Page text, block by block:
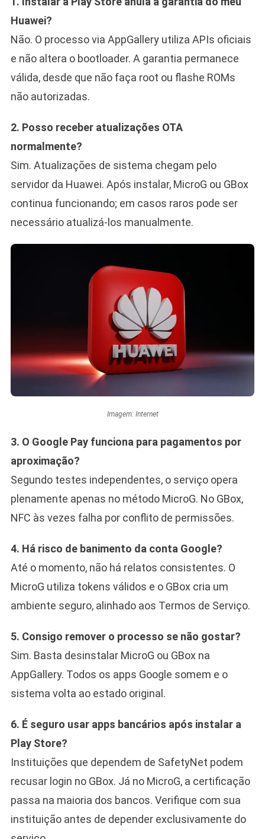
Huawei?
Não. O processo via AppGallery utiliza APIs oficiais
e não altera o bootloader. A garantia permanece
válida, desde que não faça root ou flashe ROMs
não autorizadas.
2. Posso receber atualizações OTA
normalmente?
Sim. Atualizações de sistema chegam pelo
servidor da Huawei. Após instalar, MicroG ou GBox
continua funcionando; em casos raros pode ser
necessário atualizá-los manualmente.
Imagem: Internet
3. O Google Pay funciona para pagamentos por
aproximação?
Segundo testes independentes, o serviço opera
plenamente apenas no método MicroG. No GBox,
NFC às vezes falha por conflito de permissões.
4. Há risco de banimento da conta Google?
Até o momento, não há relatos consistentes. O
MicroG utiliza tokens válidos e o GBox cria um
ambiente seguro, alinhado aos Termos de Serviço.
5. Consigo remover o processo se não gostar?
Sim. Basta desinstalar MicroG ou GBox na
AppGallery. Todos os apps Google somem e o
sistema volta ao estado original.
6. É seguro usar apps bancários após instalar a
Play Store?
Instituições que dependem de SafetyNet podem
recusar login no GBox. Já no MicroG, a certificação
passa na maioria dos bancos. Verifique com sua
instituição antes de depender exclusivamente do